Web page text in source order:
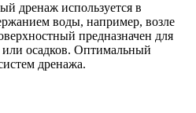
дренаж используется в
воды, например, возле
предназначен для
осадков. Оптимальный
дренажа.